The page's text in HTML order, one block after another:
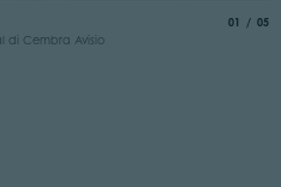
di Cembra Avisio
01 di
05